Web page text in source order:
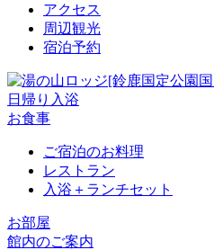
アクセス
周辺観光
宿泊予約
日帰り入浴
お食事
ご宿泊のお料理
レストラン
入浴＋ランチセット
お部屋
館内のご案内